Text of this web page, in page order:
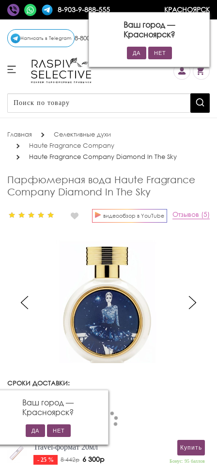
8-903-9-888-555 КРАСНОЯРСК
Ваш город —
Красноярск?
Написать в Telegram 8-800-770-72-34 (бесплатно)
Главная
Селективные духи
Haute Fragrance Company
Haute Fragrance Company Diamond In The Sky
Парфюмерная вода Haute Fragrance
Company Diamond In The Sky
Отзывов (5)
видеообзор в YouTube
СРОКИ ДОСТАВКИ:
Ваш город —
Красноярск?
Travel-формат 20мл
- 25 % 8 442р 6 300р
Купить
Бонус: 95 баллов